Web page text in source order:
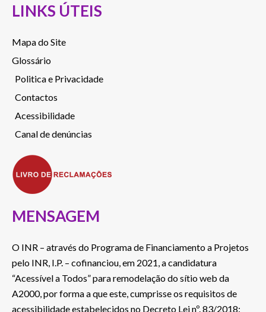
LINKS ÚTEIS
Mapa do Site
Glossário
Politica e Privacidade
Contactos
Acessibilidade
Canal de denúncias
MENSAGEM
O INR – através do Programa de Financiamento a Projetos
pelo INR, I.P. – cofinanciou, em 2021, a candidatura
“Acessível a Todos” para remodelação do sítio web da
A2000, por forma a que este, cumprisse os requisitos de
acessibilidade estabelecidos no Decreto Lei nº. 83/2018: